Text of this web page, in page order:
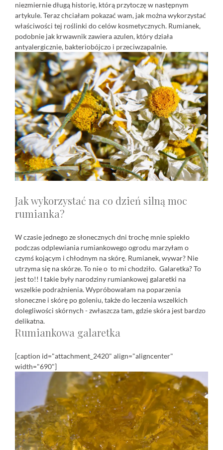
niezmiernie długą historię, którą przytoczę w następnym
artykule. Teraz chciałam pokazać wam, jak można wykorzystać
właściwości tej roślinki do celów kosmetycznych. Rumianek,
podobnie jak krwawnik zawiera azulen, który działa
antyalergicznie, bakteriobójczo i przeciwzapalnie.
Jak wykorzystać na co dzień silną moc
rumianka?
W czasie jednego ze słonecznych dni trochę mnie spiekło
podczas odplewiania rumiankowego ogrodu marzyłam o
czymś kojącym i chłodnym na skórę. Rumianek, wywar? Nie
utrzyma się na skórze. To nie o to mi chodziło. Galaretka? To
jest to!! I takie były narodziny rumiankowej galaretki na
wszelkie podrażnienia. Wypróbowałam na poparzenia
słoneczne i skórę po goleniu, także do leczenia wszelkich
dolegliwości skórnych - zwłaszcza tam, gdzie skóra jest bardzo
delikatna.
Rumiankowa galaretka
[caption id="attachment_2420" align="aligncenter"
width="690"]